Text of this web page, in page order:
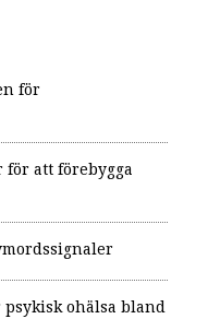
för
för att förebygga
ohälsa bland